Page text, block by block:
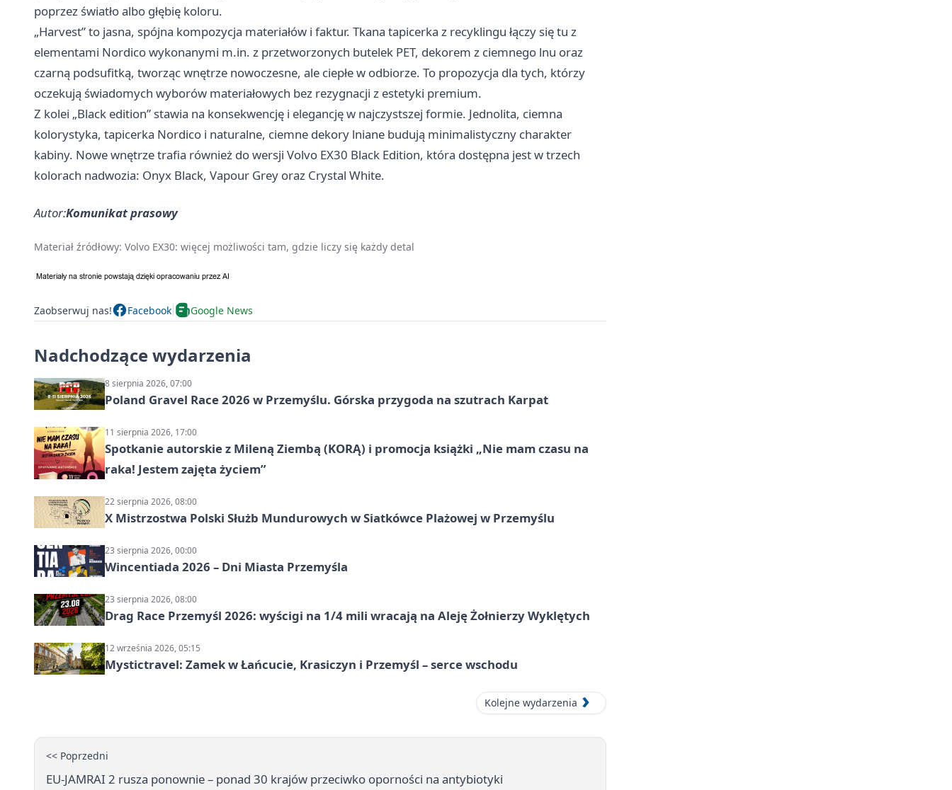
poprzez światło albo głębię koloru.
„Harvest” to jasna, spójna kompozycja materiałów i faktur. Tkana tapicerka z recyklingu łączy się tu z
elementami Nordico wykonanymi m.in. z przetworzonych butelek PET, dekorem z ciemnego lnu oraz
czarną podsufitką, tworząc wnętrze nowoczesne, ale ciepłe w odbiorze. To propozycja dla tych, którzy
oczekują świadomych wyborów materiałowych bez rezygnacji z estetyki premium.
Z kolei „Black edition” stawia na konsekwencję i elegancję w najczystszej formie. Jednolita, ciemna
kolorystyka, tapicerka Nordico i naturalne, ciemne dekory lniane budują minimalistyczny charakter
kabiny. Nowe wnętrze trafia również do wersji Volvo EX30 Black Edition, która dostępna jest w trzech
kolorach nadwozia: Onyx Black, Vapour Grey oraz Crystal White.
Autor:Komunikat prasowy
Materiał źródłowy: Volvo EX30: więcej możliwości tam, gdzie liczy się każdy detal
Zaobserwuj nas! Facebook Google News
Nadchodzące wydarzenia
8 sierpnia 2026, 07:00
Poland Gravel Race 2026 w Przemyślu. Górska przygoda na szutrach Karpat
11 sierpnia 2026, 17:00
Spotkanie autorskie z Mileną Ziembą (KORĄ) i promocja książki „Nie mam czasu na
raka! Jestem zajęta życiem”
22 sierpnia 2026, 08:00
X Mistrzostwa Polski Służb Mundurowych w Siatkówce Plażowej w Przemyślu
23 sierpnia 2026, 00:00
Wincentiada 2026 – Dni Miasta Przemyśla
23 sierpnia 2026, 08:00
Drag Race Przemyśl 2026: wyścigi na 1/4 mili wracają na Aleję Żołnierzy Wyklętych
12 września 2026, 05:15
Mystictravel: Zamek w Łańcucie, Krasiczyn i Przemyśl – serce wschodu
Kolejne wydarzenia
<< Poprzedni
EU-JAMRAI 2 rusza ponownie – ponad 30 krajów przeciwko oporności na antybiotyki